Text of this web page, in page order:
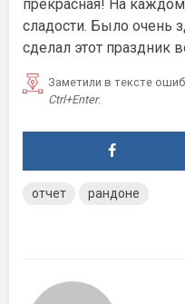
прекрасная! На
сладости. Было очень
сделал этот
Заметили в тексте
Ctrl+Enter.
отчет рандоне